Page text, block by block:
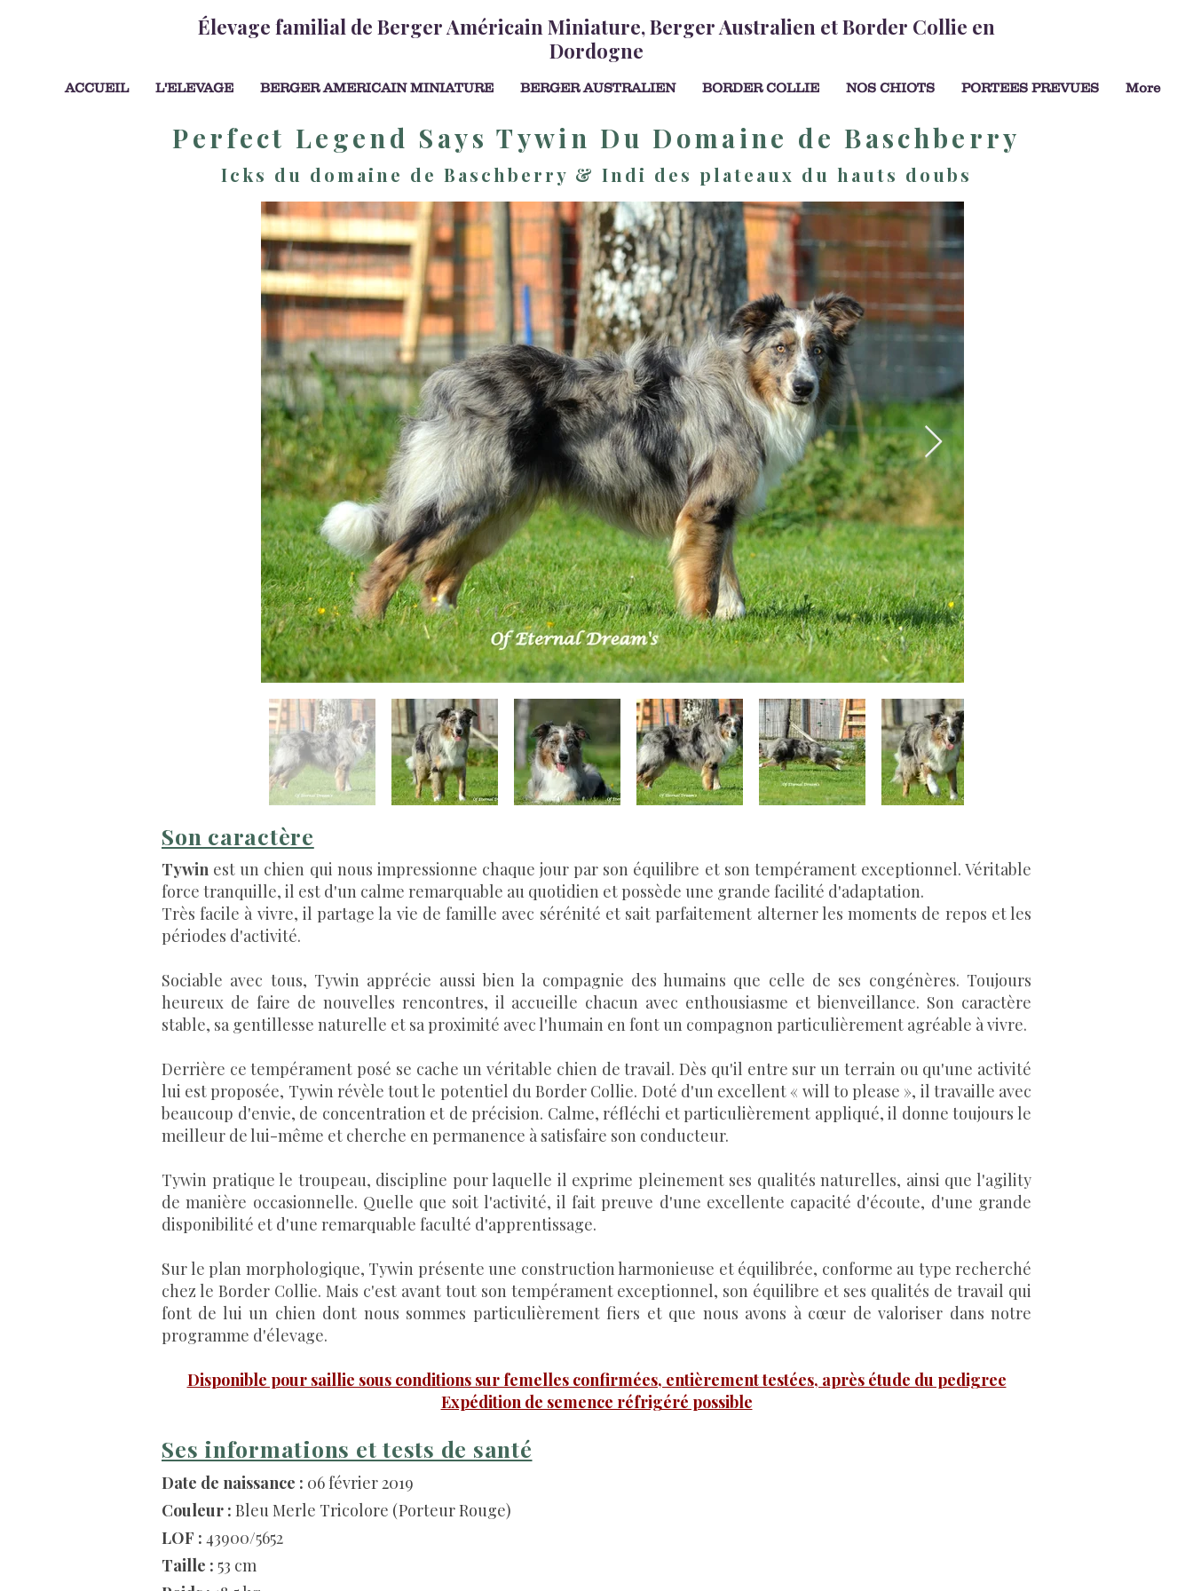
Élevage familial de Berger Américain Miniature, Berger Australien et Border Collie en
Dordogne
ACCUEIL L'ELEVAGE BERGER AMERICAIN MINIATURE BERGER AUSTRALIEN BORDER COLLIE NOS CHIOTS PORTEES PREVUES More
Perfect Legend Says Tywin Du Domaine de Baschberry
Icks du domaine de Baschberry & Indi des plateaux du hauts doubs
Son caractère
Tywin est un chien qui nous impressionne chaque jour par son équilibre et son tempérament exceptionnel. Véritable
force tranquille, il est d'un calme remarquable au quotidien et possède une grande facilité d'adaptation.
Très facile à vivre, il partage la vie de famille avec sérénité et sait parfaitement alterner les moments de repos et les
périodes d'activité.
Sociable avec tous, Tywin apprécie aussi bien la compagnie des humains que celle de ses congénères. Toujours
heureux de faire de nouvelles rencontres, il accueille chacun avec enthousiasme et bienveillance. Son caractère
stable, sa gentillesse naturelle et sa proximité avec l'humain en font un compagnon particulièrement agréable à vivre.
Derrière ce tempérament posé se cache un véritable chien de travail. Dès qu'il entre sur un terrain ou qu'une activité
lui est proposée, Tywin révèle tout le potentiel du Border Collie. Doté d'un excellent « will to please », il travaille avec
beaucoup d'envie, de concentration et de précision. Calme, réfléchi et particulièrement appliqué, il donne toujours le
meilleur de lui-même et cherche en permanence à satisfaire son conducteur.
Tywin pratique le troupeau, discipline pour laquelle il exprime pleinement ses qualités naturelles, ainsi que l'agility
de manière occasionnelle. Quelle que soit l'activité, il fait preuve d'une excellente capacité d'écoute, d'une grande
disponibilité et d'une remarquable faculté d'apprentissage.
Sur le plan morphologique, Tywin présente une construction harmonieuse et équilibrée, conforme au type recherché
chez le Border Collie. Mais c'est avant tout son tempérament exceptionnel, son équilibre et ses qualités de travail qui
font de lui un chien dont nous sommes particulièrement fiers et que nous avons à cœur de valoriser dans notre
programme d'élevage.
Disponible pour saillie sous conditions sur femelles confirmées, entièrement testées, après étude du pedigree
Expédition de semence réfrigéré possible
Ses informations et tests de santé
Date de naissance : 06 février 2019
Couleur : Bleu Merle Tricolore (Porteur Rouge)
LOF : 43900/5652
Taille : 53 cm